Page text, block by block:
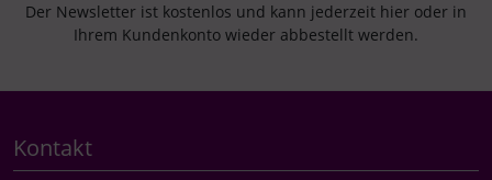
Der Newsletter ist kostenlos und kann jederzeit hier oder in
Ihrem Kundenkonto wieder abbestellt werden.
Kontakt